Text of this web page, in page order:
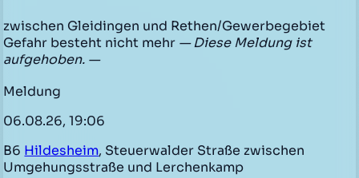
zwischen Gleidingen und Rethen/Gewerbegebiet
Gefahr besteht nicht mehr — Diese Meldung ist
aufgehoben. —
Meldung
06.08.26, 19:06
B6 Hildesheim, Steuerwalder Straße zwischen
Umgehungsstraße und Lerchenkamp